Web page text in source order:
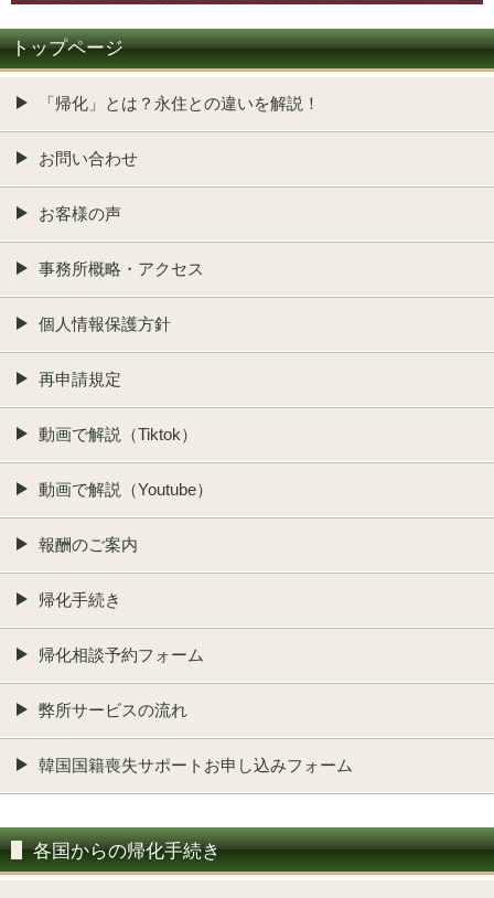
トップページ
「帰化」とは？永住との違いを解説！
お問い合わせ
お客様の声
事務所概略・アクセス
個人情報保護方針
再申請規定
動画で解説（Tiktok）
動画で解説（Youtube）
報酬のご案内
帰化手続き
帰化相談予約フォーム
弊所サービスの流れ
韓国国籍喪失サポートお申し込みフォーム
各国からの帰化手続き